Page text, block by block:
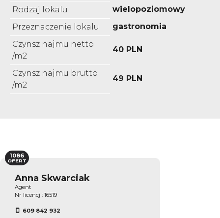
Rodzaj lokalu
wielopoziomowy
Przeznaczenie lokalu
gastronomia
Czynsz najmu netto
/m2
40 PLN
Czynsz najmu brutto
/m2
49 PLN
Anna Skwarciak
Agent
Nr licencji: 16519
609 842 932
1086
OFERT